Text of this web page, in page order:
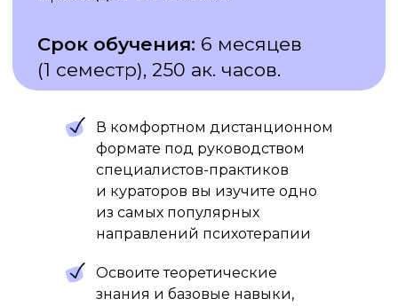
В комфортном дистанционном
формате под руководством
специалистов-практиков
и кураторов вы изучите одно
из самых популярных
направлений психотерапии
Освоите теоретические
знания и базовые навыки,